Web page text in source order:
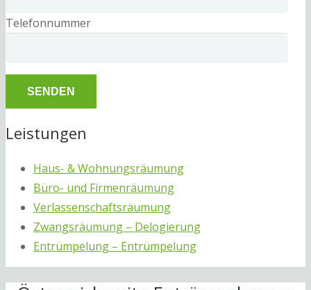
Telefonnummer
Leistungen
Haus- & Wohnungsräumung
Büro- und Firmenräumung
Verlassenschaftsräumung
Zwangsräumung – Delogierung
Entrümpelung – Entrümpelung